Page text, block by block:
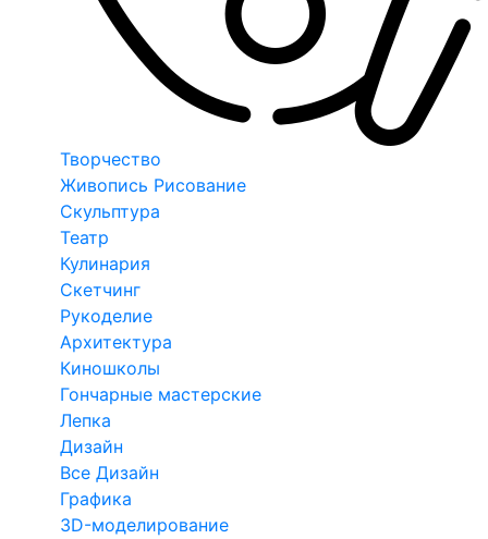
Творчество
Живопись Рисование
Скульптура
Театр
Кулинария
Скетчинг
Рукоделие
Архитектура
Киношколы
Гончарные мастерские
Лепка
Дизайн
Все Дизайн
Графика
3D-моделирование